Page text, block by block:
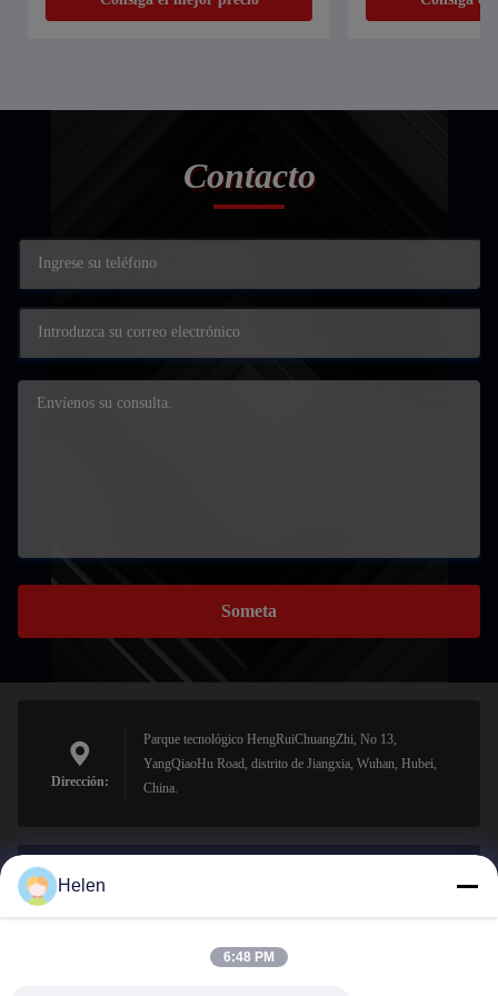
Contacto
Someta
Dirección:
Parque tecnológico HengRuiChuangZhi, No 13,
YangQiaoHu Road, distrito de Jiangxia, Wuhan, Hubei,
China.
El correo
Helen
6:48 PM